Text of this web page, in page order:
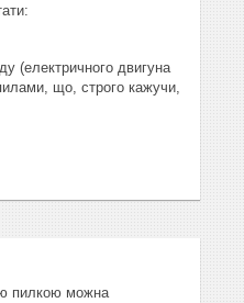
(електричного двигуна
що, строго кажучи,
пилкою можна